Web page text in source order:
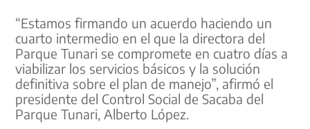
“Estamos firmando un acuerdo haciendo un
cuarto intermedio en el que la directora del
Parque Tunari se compromete en cuatro días a
viabilizar los servicios básicos y la solución
definitiva sobre el plan de manejo”, afirmó el
presidente del Control Social de Sacaba del
Parque Tunari, Alberto López.